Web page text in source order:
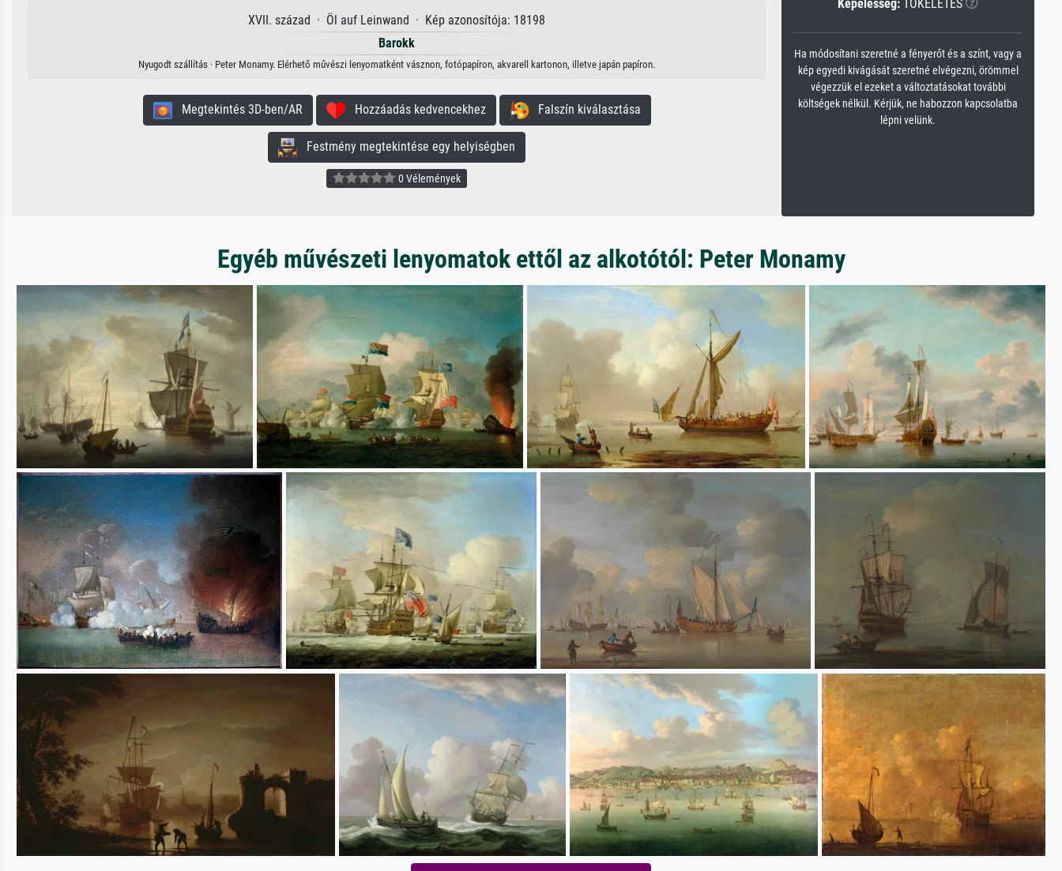
XVII. század · Öl auf Leinwand · Kép azonosítója: 18198
Barokk
Nyugodt szállítás · Peter Monamy. Elérhető művészi lenyomatként vásznon, fotópapíron, akvarell kartonon, illetve japán papíron.
Megtekintés 3D-ben/AR Hozzáadás kedvencekhez Falszín kiválasztása
Festmény megtekintése egy helyiségben
0 Vélemények
Képélesség: TÖKÉLETES
Ha módosítani szeretné a fényerőt és a színt, vagy a
kép egyedi kivágását szeretné elvégezni, örömmel
végezzük el ezeket a változtatásokat további
költségek nélkül. Kérjük, ne habozzon kapcsolatba
lépni velünk.
Egyéb művészeti lenyomatok ettől az alkotótól: Peter Monamy